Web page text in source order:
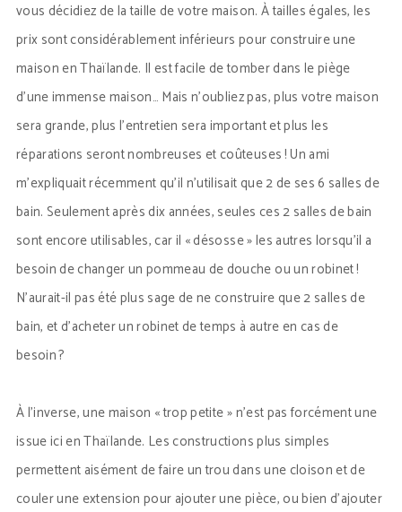
vous décidiez de la taille de votre maison. À tailles égales, les
prix sont considérablement inférieurs pour construire une
maison en Thaïlande. Il est facile de tomber dans le piège
d’une immense maison… Mais n’oubliez pas, plus votre maison
sera grande, plus l’entretien sera important et plus les
réparations seront nombreuses et coûteuses ! Un ami
m’expliquait récemment qu’il n’utilisait que 2 de ses 6 salles de
bain. Seulement après dix années, seules ces 2 salles de bain
sont encore utilisables, car il « désosse » les autres lorsqu’il a
besoin de changer un pommeau de douche ou un robinet !
N’aurait-il pas été plus sage de ne construire que 2 salles de
bain, et d’acheter un robinet de temps à autre en cas de
besoin ?
À l’inverse, une maison « trop petite » n’est pas forcément une
issue ici en Thaïlande. Les constructions plus simples
permettent aisément de faire un trou dans une cloison et de
couler une extension pour ajouter une pièce, ou bien d’ajouter